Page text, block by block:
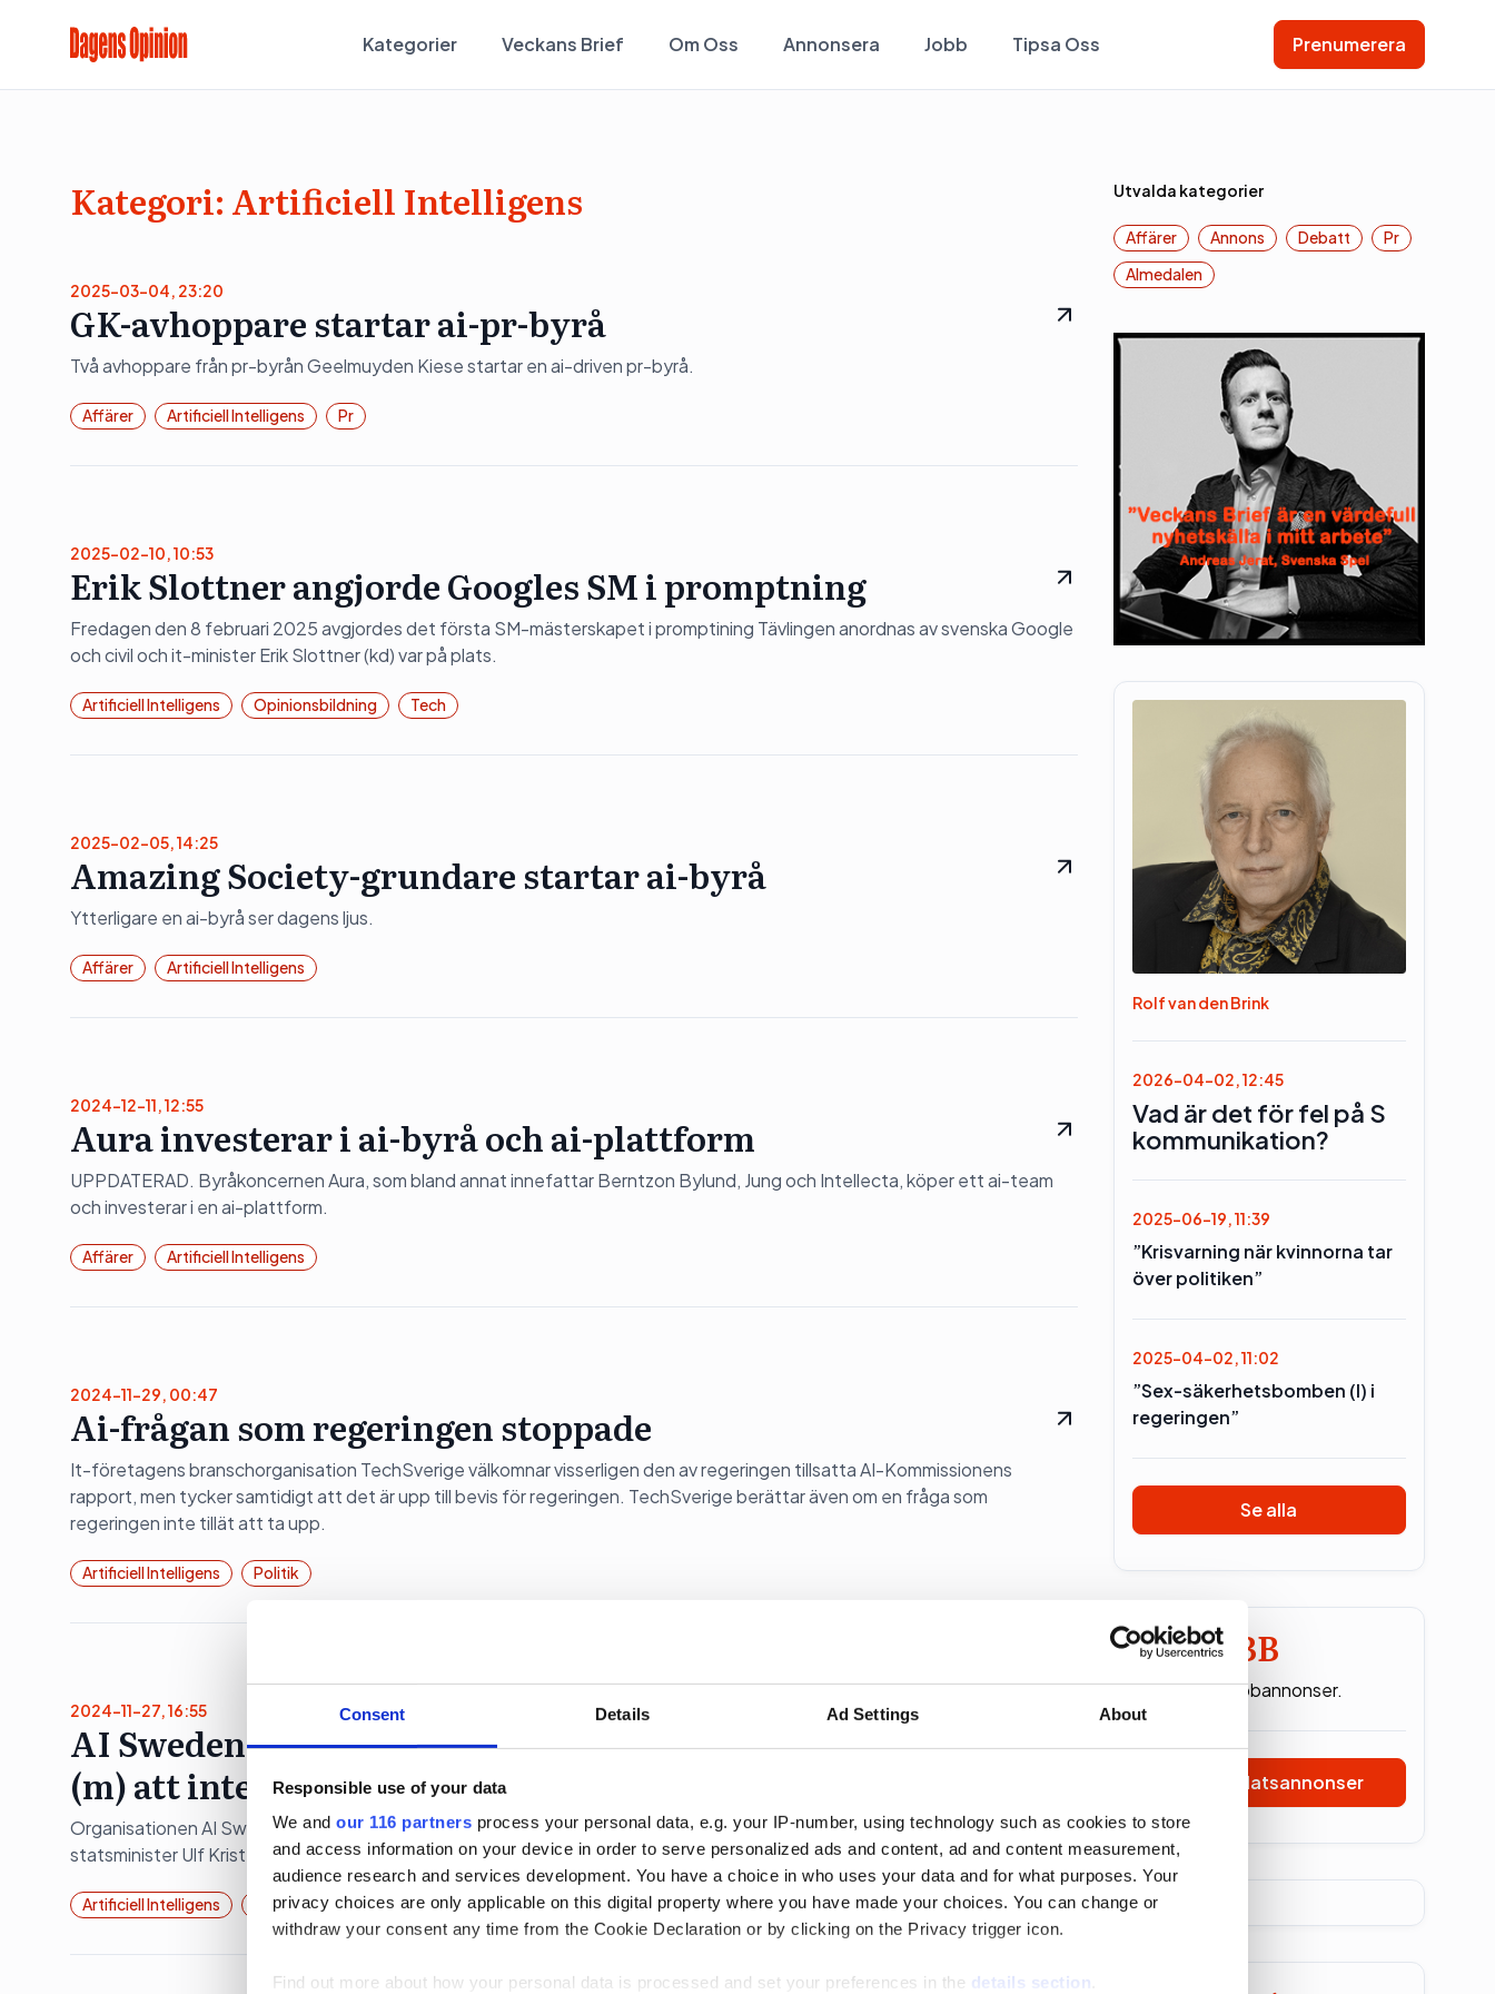
Consent Details Ad Settings About
Responsible use of your data
We and our 116 partners process your personal data, e.g. your IP-number, using technology such as cookies to store
and access information on your device in order to serve personalized ads and content, ad and content measurement,
audience research and services development. You have a choice in who uses your data and for what purposes. Your
privacy choices are only applicable on this digital property where you have made your choices. You can change or
withdraw your consent any time from the Cookie Declaration or by clicking on the Privacy trigger icon.
Find out more about how your personal data is processed and set your preferences in the details section
Kategorier Veckans Brief Om Oss Annonsera Jobb Tipsa Oss Prenumerera
Kategori: Artificiell Intelligens
2025-03-04, 23:20
GK-avhoppare startar ai-pr-byrå
Två avhoppare från pr-byrån Geelmuyden Kiese startar en ai-driven pr-byrå.
Affärer Artificiell Intelligens Pr
2025-02-10, 10:53
Erik Slottner angjorde Googles SM i promptning
Fredagen den 8 februari 2025 avgjordes det första SM-mästerskapet i promptining Tävlingen anordnas av svenska Google
och civil och it-minister Erik Slottner (kd) var på plats.
Artificiell Intelligens Opinionsbildning Tech
2025-02-05, 14:25
Amazing Society-grundare startar ai-byrå
Ytterligare en ai-byrå ser dagens ljus.
Affärer Artificiell Intelligens
2024-12-11, 12:55
Aura investerar i ai-byrå och ai-plattform
UPPDATERAD. Byråkoncernen Aura, som bland annat innefattar Berntzon Bylund, Jung och Intellecta, köper ett ai-team
och investerar i en ai-plattform.
Affärer Artificiell Intelligens
2024-11-29, 00:47
Ai-frågan som regeringen stoppade
It-företagens branschorganisation TechSverige välkomnar visserligen den av regeringen tillsatta AI-Kommissionens
rapport, men tycker samtidigt att det är upp till bevis för regeringen. TechSverige berättar även om en fråga som
regeringen inte tillät att ta upp.
Artificiell Intelligens Politik
2024-11-27, 16:55
AI Sweden: Hoppas det blir svårt fört Ulf Kristersson
(m) att inte agera
Organisationen AI Sweden hoppas att den av regeringens tillsatta AI-Kommissionens rapport ska sätta press på
statsminister Ulf Kristersson (m) att greppa frågan om.
Artificiell Intelligens Opinionsbildning Politik
Utvalda kategorier
Affärer Annons Debatt
Pr
Almedalen
Rolf van den Brink
2026-04-02, 12:45
Vad är det för fel på S
kommunikation?
2025-06-19, 11:39
”Krisvarning när kvinnorna tar
över politiken”
2025-04-02, 11:02
”Sex-säkerhetsbomben (l) i
regeringen”
Se alla
DO JOBB
Inga lediga jobbannonser.
Se alla platsannonser